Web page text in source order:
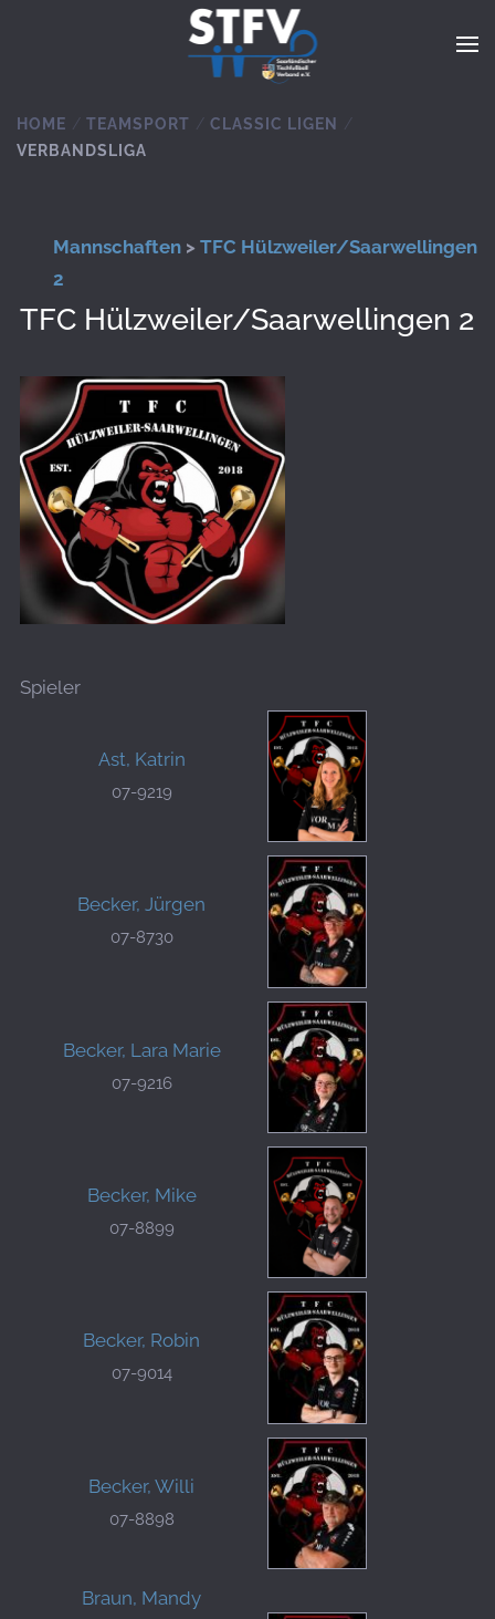
Zum Hauptinhalt springen
HOME TEAMSPORT
CLASSIC LIGEN
VERBANDSLIGA
Mannschaften > TFC Hülzweiler/Saarwellingen
2
TFC Hülzweiler/Saarwellingen 2
Spieler
Ast, Katrin
07-9219
Becker, Jürgen
07-8730
Becker, Lara Marie
07-9216
Becker, Mike
07-8899
Becker, Robin
07-9014
Becker, Willi
07-8898
Braun, Mandy